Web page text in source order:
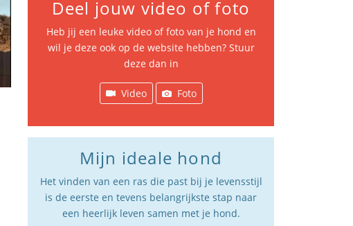
Deel jouw video of foto
Heb jij een leuke video of foto van je hond en
wil je deze ook op de website hebben? Stuur
deze dan in
Video Foto
Mijn ideale hond
Het vinden van een ras die past bij je levensstijl
is de eerste en tevens belangrijkste stap naar
een heerlijk leven samen met je hond.